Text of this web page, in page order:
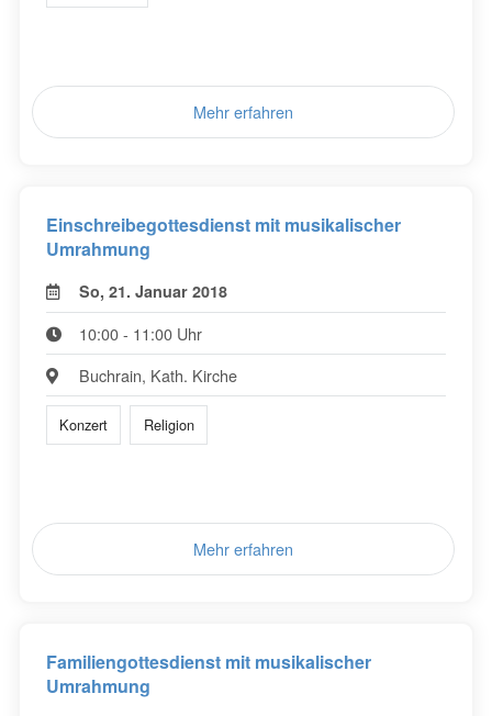
Mehr erfahren
Einschreibegottesdienst mit musikalischer
Umrahmung
So, 21. Januar 2018
10:00 - 11:00 Uhr
Buchrain, Kath. Kirche
Konzert Religion
Mehr erfahren
Familiengottesdienst mit musikalischer
Umrahmung